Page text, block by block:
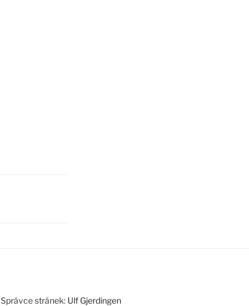
Správce stránek: Ulf Gjerdingen